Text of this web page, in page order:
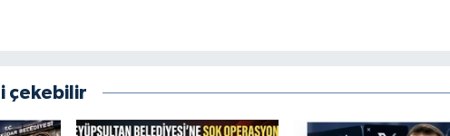
çekebilir